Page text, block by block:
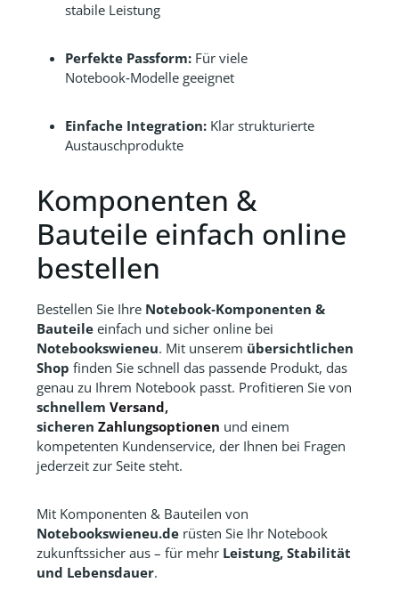
stabile Leistung
Perfekte Passform: Für viele
Notebook‑Modelle geeignet
Einfache Integration: Klar strukturierte
Austauschprodukte
Komponenten &
Bauteile einfach online
bestellen
Bestellen Sie Ihre Notebook‑Komponenten &
Bauteile einfach und sicher online bei
Notebookswieneu. Mit unserem übersichtlichen
Shop finden Sie schnell das passende Produkt, das
genau zu Ihrem Notebook passt. Profitieren Sie von
schnellem Versand,
sicheren Zahlungsoptionen und einem
kompetenten Kundenservice, der Ihnen bei Fragen
jederzeit zur Seite steht.
Mit Komponenten & Bauteilen von
Notebookswieneu.de rüsten Sie Ihr Notebook
zukunftssicher aus – für mehr Leistung, Stabilität
und Lebensdauer.